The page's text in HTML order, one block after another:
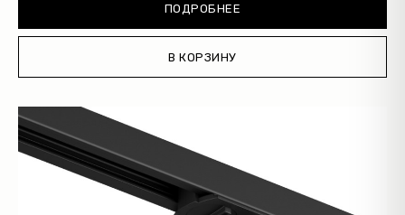
ПОДРОБНЕЕ
В КОРЗИНУ